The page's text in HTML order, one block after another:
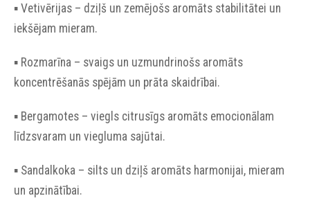
▪︎ Vetivērijas – dziļš un zemējošs aromāts stabilitātei un
iekšējam mieram.
▪︎ Rozmarīna – svaigs un uzmundrinošs aromāts
koncentrēšanās spējām un prāta skaidrībai.
▪︎ Bergamotes – viegls citrusīgs aromāts emocionālam
līdzsvaram un viegluma sajūtai.
▪︎ Sandalkoka – silts un dziļš aromāts harmonijai, mieram
un apzinātībai.